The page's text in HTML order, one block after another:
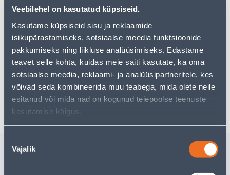
Veebilehel on kasutatud küpsiseid.
Kasutame küpsiseid sisu ja reklaamide
isikupärastamiseks, sotsiaalse meedia funktsioonide
pakkumiseks ning liikluse analüüsimiseks. Edastame
teavet selle kohta, kuidas meie saiti kasutate, ka oma
sotsiaalse meedia, reklaami- ja analüüsipartneritele, kes
võivad seda kombineerida muu teabega, mida olete neile
esitanud või mida nad on kogunud teiepoolse teenuste
kasutamise käigus.
valik
Vajalik
• Ümbrispott mõõtmetega 25 x 14 x 14 cm.
• Kasutamiseks sisetingimustes.
• Valget värvi.
• 14-päevane tagastusõigus.
Tarne pole võimalik
Sarnased tooted